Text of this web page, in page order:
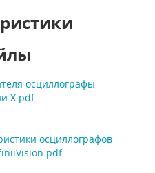
осциллографы
X.pdf
осциллографов